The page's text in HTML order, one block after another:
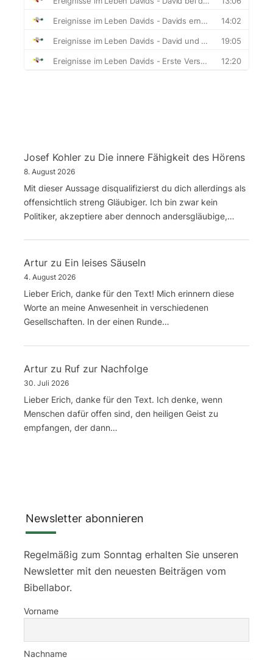
Josef Kohler zu Die innere Fähigkeit des Hörens
8. August 2026
Mit dieser Aussage disqualifizierst du dich allerdings als
offensichtlich streng Gläubiger. Ich bin zwar kein
Politiker, akzeptiere aber dennoch andersgläubige,…
Artur zu Ein leises Säuseln
4. August 2026
Lieber Erich, danke für den Text! Mich erinnern diese
Worte an meine Anwesenheit in verschiedenen
Gesellschaften. In der einen Runde…
Artur zu Ruf zur Nachfolge
30. Juli 2026
Lieber Erich, danke für den Text. Ich denke, wenn
Menschen dafür offen sind, den heiligen Geist zu
empfangen, der dann…
Newsletter abonnieren
Regelmäßig zum Sonntag erhalten Sie unseren
Newsletter mit den neuesten Beiträgen vom
Bibellabor.
Vorname
Nachname